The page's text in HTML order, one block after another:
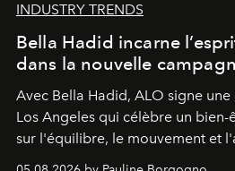
INDUSTRY TRENDS
Bella Hadid incarne
dans la nouvelle
Avec Bella Hadid, ALO signe
Los Angeles qui célèbre un
sur l'équilibre, le mouvement et